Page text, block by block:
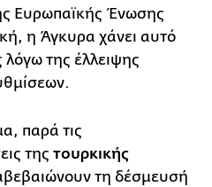
Ευρωπαϊκής Ένωσης
η Άγκυρα χάνει αυτό
της έλλειψης
παρά τις
της τουρκικής
τη δέσμευσή